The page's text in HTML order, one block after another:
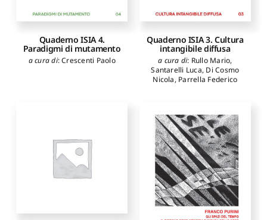
Quaderno ISIA 4.
Paradigmi di mutamento
a cura di:Crescenti Paolo
Quaderno ISIA 3. Cultura
intangibile diffusa
a cura di: Rullo Mario,
Santarelli Luca, Di Cosmo
Nicola, Parrella Federico